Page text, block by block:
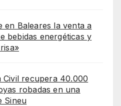
en Baleares la venta a
bebidas energéticas y
Civil recupera 40.000
robadas en una
Sineu